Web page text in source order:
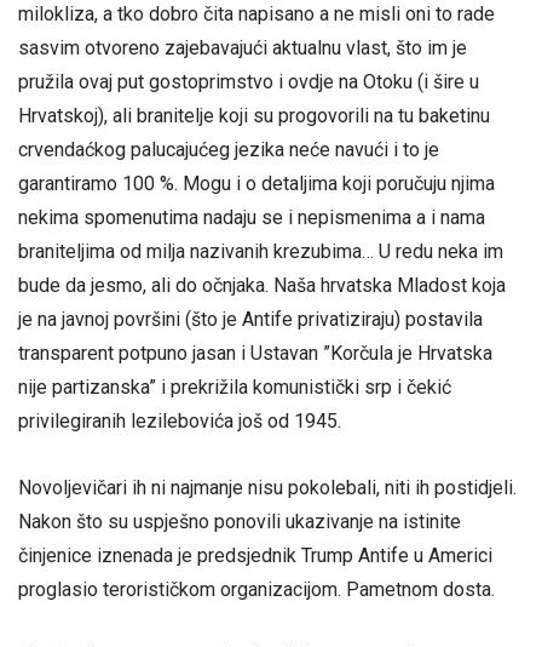
milokliza, a tko dobro čita napisano a ne misli oni to rade
sasvim otvoreno zajebavajući aktualnu vlast, što im je
pružila ovaj put gostoprimstvo i ovdje na Otoku (i šire u
Hrvatskoj), ali branitelje koji su progovorili na tu baketinu
crvendaćkog palucajućeg jezika neće navući i to je
garantiramo 100 %. Mogu i o detaljima koji poručuju njima
nekima spomenutima nadaju se i nepismenima a i nama
braniteljima od milja nazivanih krezubima… U redu neka im
bude da jesmo, ali do očnjaka. Naša hrvatska Mladost koja
je na javnoj površini (što je Antife privatiziraju) postavila
transparent potpuno jasan i Ustavan ”Korčula je Hrvatska
nije partizanska” i prekrižila komunistički srp i čekić
privilegiranih lezilebovića još od 1945.
Novoljevičari ih ni najmanje nisu pokolebali, niti ih postidjeli.
Nakon što su uspješno ponovili ukazivanje na istinite
činjenice iznenada je predsjednik Trump Antife u Americi
proglasio terorističkom organizacijom. Pametnom dosta.